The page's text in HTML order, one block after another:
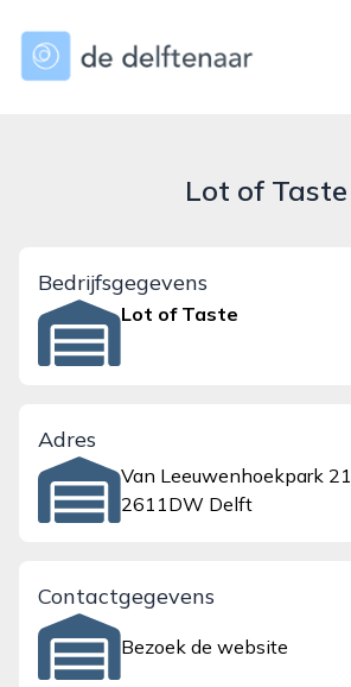
dedelftenaar.nl
Lot of Taste
Bedrijfsgegevens
Lot of Taste
Adres
Van Leeuwenhoekpark 21
2611DW Delft
Contactgegevens
Bezoek de website